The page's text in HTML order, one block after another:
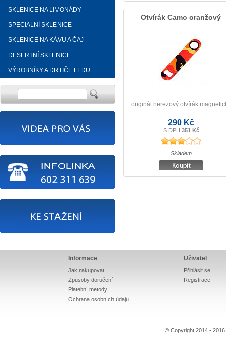
SKLENICE NA LIMONÁDY
SPECIALNÍ SKLENICE
SKLENICE NA KÁVU A ČAJ
DESERTNÍ SKLENICE
VÝROBNÍKY A DRTIČE LEDU
Otvírák Camo oranžový
originál nerezový otvírák
290 Kč
S DPH 351 Kč
Skladem
Informace
Jak nakupovat
Zpusoby doručení
Platební metody
Ochrana osobních údaju
Uživatel
Přihlásit se
Registrace
© Copyright 2014 - 2016